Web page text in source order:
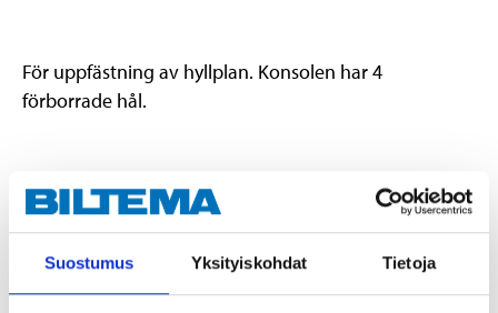
Suostumus Yksityiskohdat Tietoja
För uppfästning av hyllplan. Konsolen har 4
förborrade hål.
Teknisk specifikation
Max belastning